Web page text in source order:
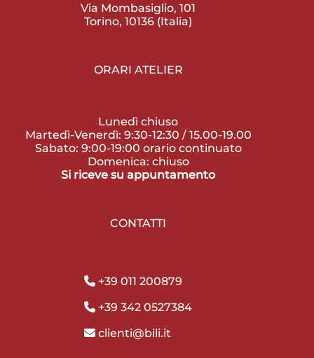
Via Mombasiglio, 101
Torino, 10136 (Italia)
ORARI ATELIER
Lunedì chiuso
Martedì-Venerdì: 9:30-12:30 / 15.00-19.00
Sabato: 9:00-19:00 orario continuato
Domenica: chiuso
Si riceve su appuntamento
CONTATTI
+39 011 200879
+39 342 0527384
clienti@bili.it